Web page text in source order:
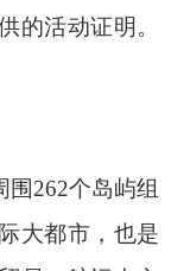
的活动证明。
围262个岛屿组
大都市，也是